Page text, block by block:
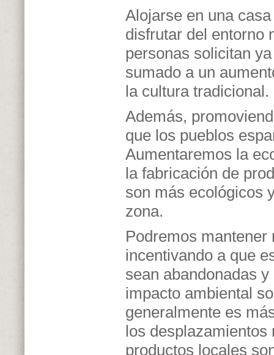
Alojarse en una
disfrutar del entorno
personas solicitan
sumado a un
la cultura tradicional.
Además,
que los pueblos
Aumentaremos la
la fabricación de
son más ecológicos
zona.
Podremos
incentivando a que
sean abandonadas
impacto ambiental
generalmente es
los
productos locales